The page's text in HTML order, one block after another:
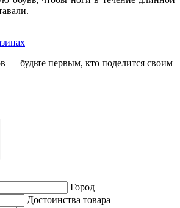
— будьте первым, кто поделится своим
Город
Достоинства товара